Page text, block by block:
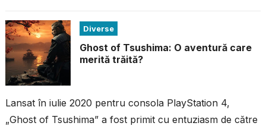
Diverse
Ghost of Tsushima: O aventură care
merită trăită?
Lansat în iulie 2020 pentru consola PlayStation 4,
„Ghost of Tsushima” a fost primit cu entuziasm de către